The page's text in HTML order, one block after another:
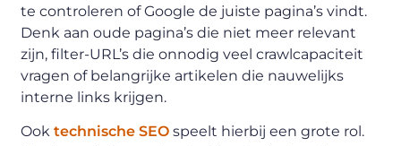
te controleren of Google de juiste pagina’s vindt.
Denk aan oude pagina’s die niet meer relevant
zijn, filter-URL’s die onnodig veel crawlcapaciteit
vragen of belangrijke artikelen die nauwelijks
interne links krijgen.
Ooktechnische SEO speelt hierbij een grote rol.